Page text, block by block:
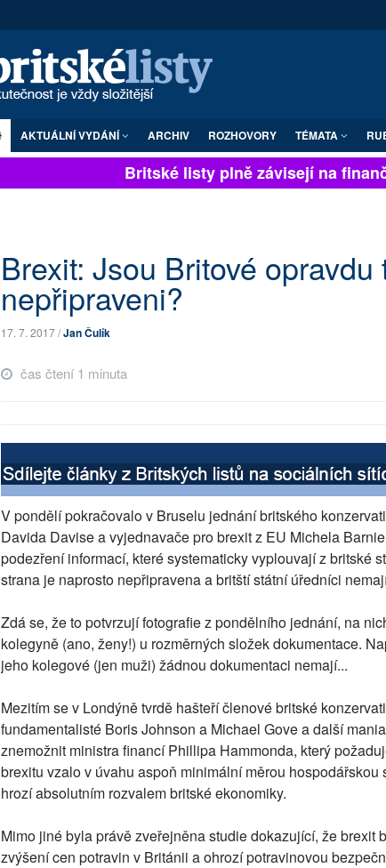
AKTUÁLNÍ VYDÁNÍ ARCHIV ROZHOVORY TÉMATA
Britské listy plně závisejí na
Brexit: Jsou Britové opravdu
nepřipraveni?
17. 7. 2017 /Jan Čulík
čas čtení 1 minuta
V pondělí pokračovalo v Bruselu jednání britského
Davida Davise a vyjednavače pro brexit z EU Michela
podezření informací, které systematicky vyplouvají z britské
strana je naprosto nepřipravena a britští státní úředníci
Zdá se, že to potvrzují fotografie z pondělního jednání, na
kolegyně (ano, ženy!) u rozměrných složek dokumentace.
jeho kolegové (jen muži) žádnou dokumentaci nemají...
Mezitím se v Londýně tvrdě hašteří členové britské
fundamentalisté Boris Johnson a Michael Gove a další
znemožnit ministra financí Phillipa Hammonda, který
brexitu vzalo v úvahu aspoň minimální měrou hospodářskou
hrozí absolutním rozvalem britské ekonomiky.
Mimo jiné byla právě zveřejněna studie dokazující, že brexit
zvýšení cen potravin v Británii a ohrozí potravinovou